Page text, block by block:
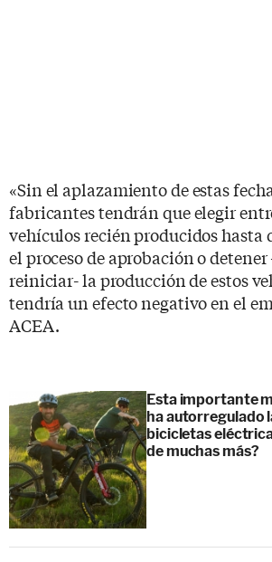
«Sin el aplazamiento de estas
fabricantes tendrán que elegir
vehículos recién producidos hasta
el proceso de aprobación o
reiniciar- la producción de estos
tendría un efecto negativo en el
ACEA.
Esta importante
ha autorregulado
bicicletas
de muchas más?